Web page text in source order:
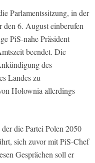
Parlamentssitzung, in der
6. August einberufen
PiS-nahe Präsident
beendet. Die
des
Landes zu
Hołownia allerdings
die Partei Polen 2050
sich zuvor mit PiS-Chef
Gesprächen soll er